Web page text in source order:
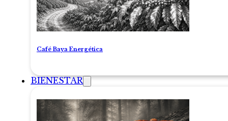
Café Baya Energética
BIENESTAR